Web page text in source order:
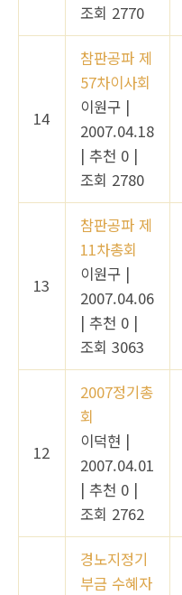
조회 2770
14
참판공파 제
57차이사회
이원구 |
2007.04.18
| 추천 0 |
조회 2780
13
참판공파 제
11차총회
이원구 |
2007.04.06
| 추천 0 |
조회 3063
12
2007정기총
회
이덕현 |
2007.04.01
| 추천 0 |
조회 2762
경노지정기
부금 수혜자